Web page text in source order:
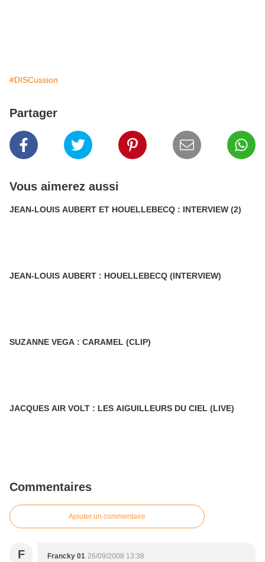
#DISCussion
Partager
Vous aimerez aussi
JEAN-LOUIS AUBERT ET HOUELLEBECQ : INTERVIEW (2)
JEAN-LOUIS AUBERT : HOUELLEBECQ (INTERVIEW)
SUZANNE VEGA : CARAMEL (CLIP)
JACQUES AIR VOLT : LES AIGUILLEURS DU CIEL (LIVE)
Commentaires
Ajouter un commentaire
F Francky 01 26/09/2008 13:38